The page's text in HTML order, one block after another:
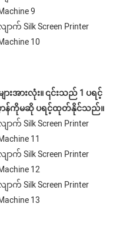
ျားအားလုံး။ ၎င်းသည် 1 ပရင့်
န်ကိုမဆို ပရင့်ထုတ်နိုင်သည်။